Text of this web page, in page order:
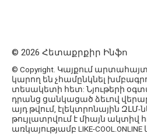
© 2026 Հետաքրքիր Ինֆո
© Copyright. Կայքում
կարող են չհամընկնել
տեսակետի հետ: Նյութերի
դրանց ցանկացած ձեւով
այդ թվում, էլեկտրոնային ԶԼՄ-
թույլատրվում է միայն ակտիվ
առկայությամբ LIKE-